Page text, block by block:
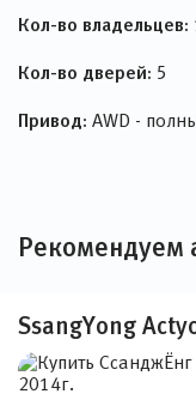
Кол-во владельцев:
Кол-во дверей: 5
Привод: AWD -
Рекомендуем
SsangYong